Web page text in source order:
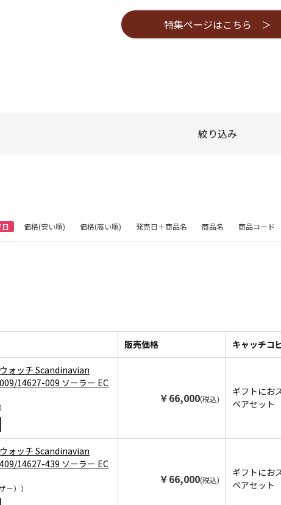
特集ページはこちら ＞
絞り込み
価格(安い順) 価格(高い順) 発売日＋商品名 商品名 商品コード
販売価格 キャッチコ
ォッチ Scandinavian
14627-009 ソーラー EC
￥66,000(税込)
ギフトにお
ペアセット
ォッチ Scandinavian
14627-439 ソーラー EC
ー））
￥66,000(税込)
ギフトにお
ペアセット